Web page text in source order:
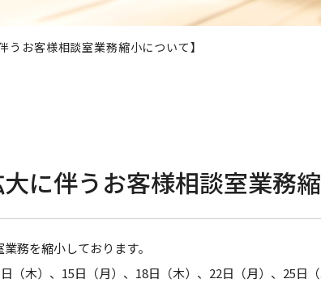
うお客様相談室業務縮小について】
に伴うお客様相談室業務縮
務を縮小しております。
木）、15日（月）、18日（木）、22日（月）、25日（